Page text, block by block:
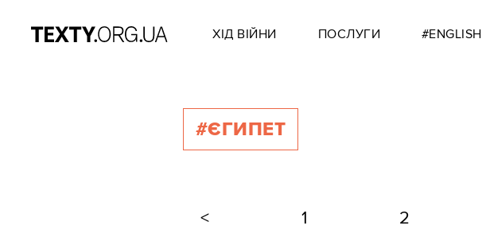
ХІД ВІЙНИ ПОСЛУГИ #ENGLISH
#ЄГИПЕТ
< 1 2